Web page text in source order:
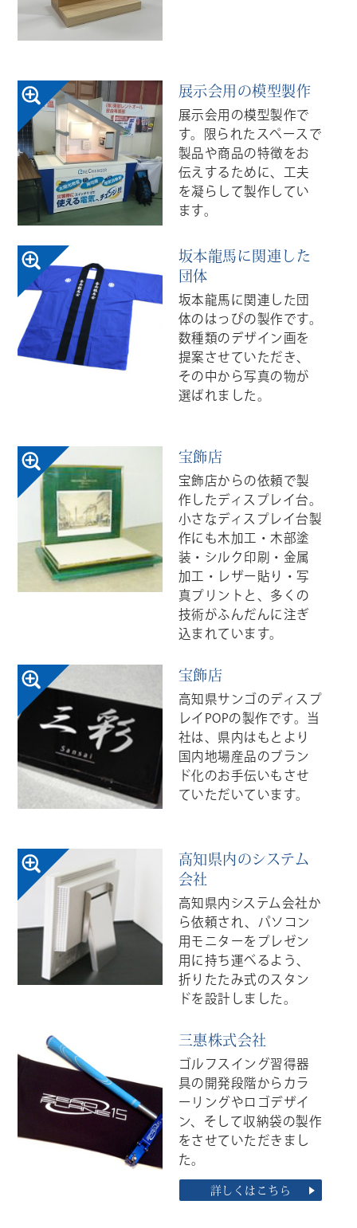
展示会用の模型製作
展示会用の模型製作で
す。限られたスペースで
製品や商品の特徴をお
伝えするために、工夫
を凝らして製作してい
ます。
坂本龍馬に関連した
団体
坂本龍馬に関連した団
体のはっぴの製作です。
数種類のデザイン画を
提案させていただき、
その中から写真の物が
選ばれました。
宝飾店
宝飾店からの依頼で製
作したディスプレイ台。
小さなディスプレイ台製
作にも木加工・木部塗
装・シルク印刷・金属
加工・レザー貼り・写
真プリントと、多くの
技術がふんだんに注ぎ
込まれています。
宝飾店
高知県サンゴのディスプ
レイPOPの製作です。当
社は、県内はもとより
国内地場産品のブラン
ド化のお手伝いもさせ
ていただいています。
高知県内のシステム
会社
高知県内システム会社か
ら依頼され、パソコン
用モニターをプレゼン
用に持ち運べるよう、
折りたたみ式のスタン
ドを設計しました。
三惠株式会社
ゴルフスイング習得器
具の開発段階からカラ
ーリングやロゴデザイ
ン、そして収納袋の製作
をさせていただきまし
た。
詳しくはこちら